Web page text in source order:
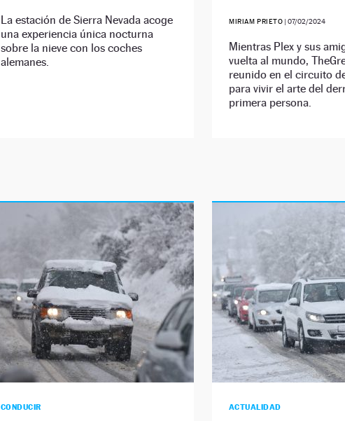
La estación de Sierra Nevada acoge
una experiencia única nocturna
sobre la nieve con los coches
alemanes.
MIRIAM PRIETO |07/02/2024
Mientras Plex y sus
vuelta al mundo,
reunido en el circuito
para vivir el arte del
primera persona.
CONDUCIR ACTUALIDAD